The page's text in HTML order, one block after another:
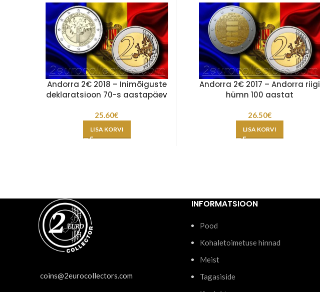
Andorra 2€ 2018 – Inimõiguste
deklaratsioon 70-s aastapäev
25.60€
LISA KORVI
Andorra 2€ 2017 – Andorra riigi
hümn 100 aastat
26.50€
LISA KORVI
coins@2eurocollectors.com
INFORMATSIOON
Pood
Kohaletoimetuse hinnad
Meist
Tagasiside